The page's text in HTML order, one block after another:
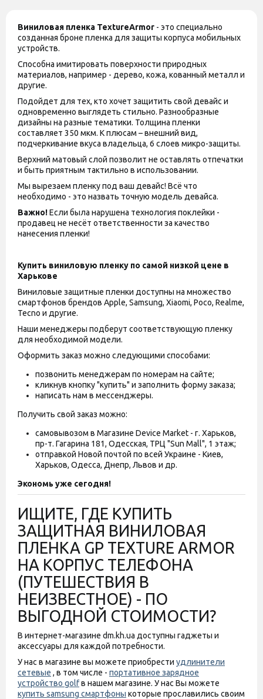
Виниловая пленка TextureArmor - это специально
созданная броне пленка для защиты корпуса мобильных
устройств.
Способна имитировать поверхности природных
материалов, например - дерево, кожа, кованный металл и
другие.
Подойдет для тех, кто хочет защитить свой девайс и
одновременно выглядеть стильно. Разнообразные
дизайны на разные тематики. Толщина пленки
составляет 350 мкм. К плюсам – внешний вид,
подчеркивание вкуса владельца, 6 слоев микро-защиты.
Верхний матовый слой позволит не оставлять отпечатки
и быть приятным тактильно в использовании.
Мы вырезаем пленку под ваш девайс! Всё что
необходимо - это назвать точную модель девайса.
Важно!Если была нарушена технология поклейки -
продавец не несёт ответственности за качество
нанесения пленки!
Купить виниловую пленку по самой низкой цене в
Харькове
Виниловые защитные пленки доступны на множество
смартфонов брендов Apple, Samsung, Xiaomi, Poco, Realme,
Tecno и другие.
Наши менеджеры подберут соответствующую пленку
для необходимой модели.
Оформить заказ можно следующими способами:
позвонить менеджерам по номерам на сайте;
кликнув кнопку "купить" и заполнить форму заказа;
написать нам в мессенджеры.
Получить свой заказ можно:
самовывозом в Магазине Device Market - г. Харьков,
пр-т. Гагарина 181, Одесская, ТРЦ "Sun Mall", 1 этаж;
отправкой Новой почтой по всей Украине - Киев,
Харьков, Одесса, Днепр, Львов и др.
Экономь уже сегодня!
ИЩИТЕ, ГДЕ КУПИТЬ
ЗАЩИТНАЯ ВИНИЛОВАЯ
ПЛЕНКА GP TEXTURE ARMOR
НА КОРПУС ТЕЛЕФОНА
(ПУТЕШЕСТВИЯ В
НЕИЗВЕСТНОЕ) - ПО
ВЫГОДНОЙ СТОИМОСТИ?
В интернет-магазине dm.kh.ua доступны гаджеты и
аксессуары для каждой потребности.
У нас в магазине вы можете приобрести удлинители
сетевые , в том числе - портативное зарядное
устройство golfв нашем магазине. У нас Вы можете
купить samsung смартфоны которые прославились своим